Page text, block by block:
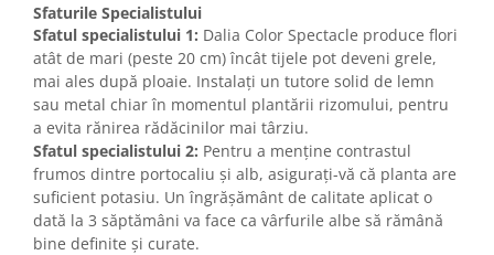
Sfaturile Specialistului
Sfatul specialistului 1: Dalia Color Spectacle produce flori
atât de mari (peste 20 cm) încât tijele pot deveni grele,
mai ales după ploaie. Instalați un tutore solid de lemn
sau metal chiar în momentul plantării rizomului, pentru
a evita rănirea rădăcinilor mai târziu.
Sfatul specialistului 2: Pentru a menține contrastul
frumos dintre portocaliu și alb, asigurați-vă că planta are
suficient potasiu. Un îngrășământ de calitate aplicat o
dată la 3 săptămâni va face ca vârfurile albe să rămână
bine definite și curate.